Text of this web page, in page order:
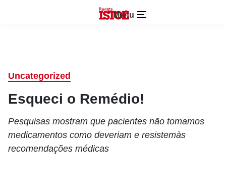
Menu
Uncategorized
Esqueci o Remédio!
Pesquisas mostram que pacientes não tomamos
medicamentos como deveriam e resistemàs
recomendações médicas